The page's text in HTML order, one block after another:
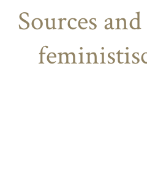
Sources